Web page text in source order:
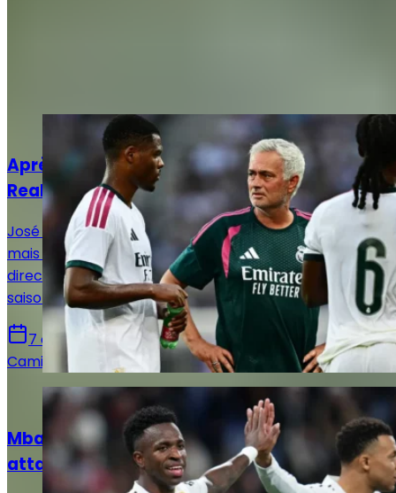
Actualités
Après l'échec Rodri, que peut encore faire le
Real Madrid ?
José Mourinho attendait encore du renfort au milieu,
mais le Real Madrid a finalement pris une autre
direction. Un choix qui pourrait peser lourd cette
saison.
7 août 2026
Camille Santos
Actualités
Mbappé, Vinicius Jr, Diomandé : quelle
attaque pour le Real Madrid ?